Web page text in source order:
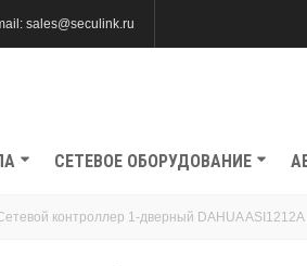
sales@seculink.ru
СЕТЕВОЕ ОБОРУДОВАНИЕ
контроллер 1-дверный DAHUA ASI1212A